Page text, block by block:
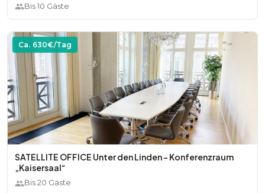
Bis10 Gäste
Ca. 630€/Tag
SATELLITE OFFICE Unter den Linden - Konferenzraum
„Kaisersaal“
Bis20 Gäste